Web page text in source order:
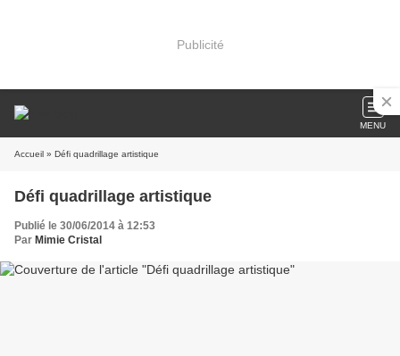
Publicité
MENU
Accueil » Défi quadrillage artistique
Défi quadrillage artistique
Publié le 30/06/2014 à 12:53
Par Mimie Cristal